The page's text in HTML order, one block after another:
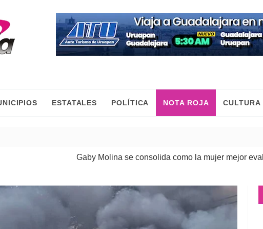
ESTATALES POLÍTICA NOTA ROJA CULTURA
Gaby Molina se consolida como la mujer mejor evaluada de Morena